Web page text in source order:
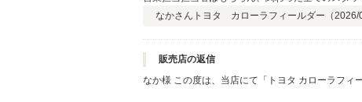
なかさん トヨタ カローラフィールダー（2026/
販売店の返信
なか様 この度は、当店にて「トヨタ カローラフィールダー」をご購入いただき、誠にありがとうございます。 また、総合評価5点という大変高い評価と温かいクチコミをご投稿いた